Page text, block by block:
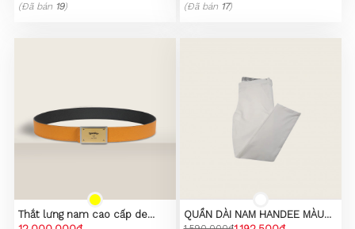
(Đã bán 19)
(Đã bán 17)
Thắt lưng nam cao cấp de
QUẦN DÀI NAM HANDEE MÀU